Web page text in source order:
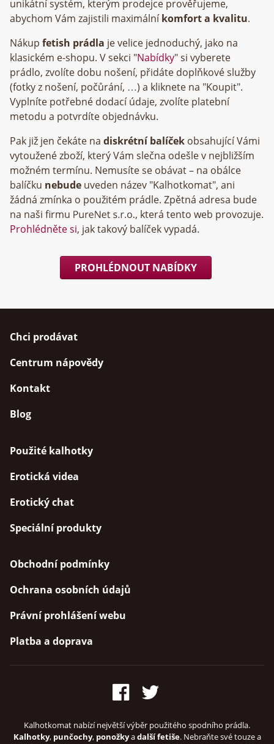
unikátní systém, kterým prodejce prověřujeme,
abychom Vám zajistili maximálníkomfort a kvalitu.
Nákup fetish prádla je velice jednoduchý, jako na
klasickém e-shopu. V sekci "Nabídky" si vyberete
prádlo, zvolíte dobu nošení, přidáte doplňkové služby
(fotky z nošení, počůrání, …) a kliknete na "Koupit".
Vyplníte potřebné dodací údaje, zvolíte platební
metodu a potvrdíte objednávku.
Pak již jen čekáte na diskrétní balíček obsahující Vámi
vytoužené zboží, který Vám slečna odešle v nejbližším
možném termínu. Nemusíte se obávat – na obálce
balíčku nebude uveden název "Kalhotkomat", ani
žádná zmínka o použitém prádle. Zpětná adresa bude
na naši firmu
, která tento web provozuje.
Prohlédněte si, jak takový balíček vypadá.
PROHLÉDNOUT NABÍDKY
Chci prodávat
Centrum nápovědy
Kontakt
Blog
Použité kalhotky
Erotická videa
Erotický chat
Speciální produkty
Obchodní podmínky
Ochrana osobních údajů
Právní prohlášení webu
Platba a doprava
Kalhotkomat nabízí největší výběr použitého spodního prádla.
Kalhotky, punčochy, ponožkyadalší fetiše. Nebraňte své touze a